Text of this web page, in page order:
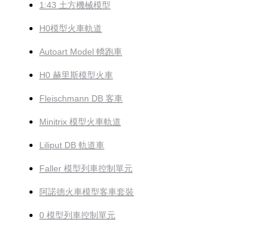
1:43 土方機械模型
H0模型火車軌道
Autoart Model 轎跑車
H0 赫里斯模型火車
Fleischmann DB 客車
Minitrix 模型火車軌道
Liliput DB 軌道車
Faller 模型列車控制單元
阿諾德火車模型客車套裝
0 模型列車控制單元